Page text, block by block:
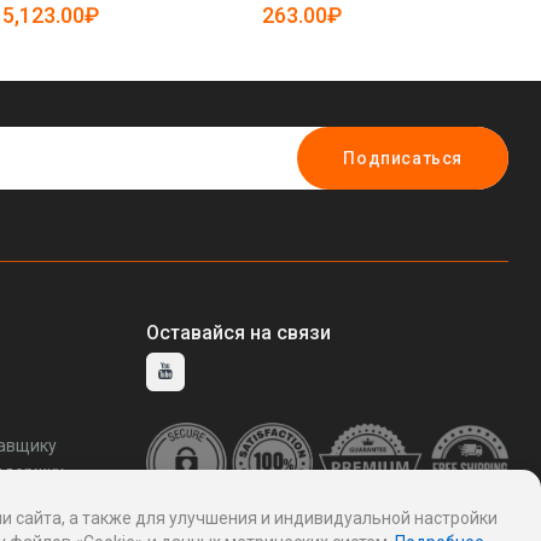
5,123.00₽ 263.00₽
Подписаться
Оставайся на связи
а также для улучшения и индивидуальной настройки